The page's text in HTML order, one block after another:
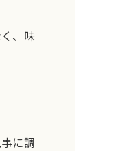
、味
に調